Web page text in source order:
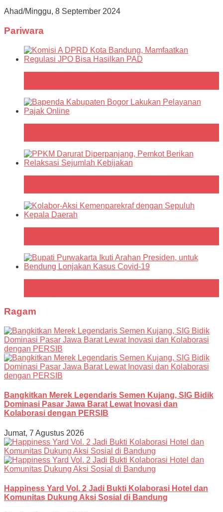
Ahad/Minggu, 8 September 2024
Pariwara
Ragam
Bangkitkan Merek Legendaris Semen Kujang, SIG Bidik
Dominasi Pasar Jawa Barat Lewat Inovasi dan
Kolaborasi dengan PERSIB
Jumat, 7 Agustus 2026
Happiness Yard Vol. 2 Jadi Bukti Kolaborasi Hotel dan
Komunitas Dukung Aksi Sosial di Bandung